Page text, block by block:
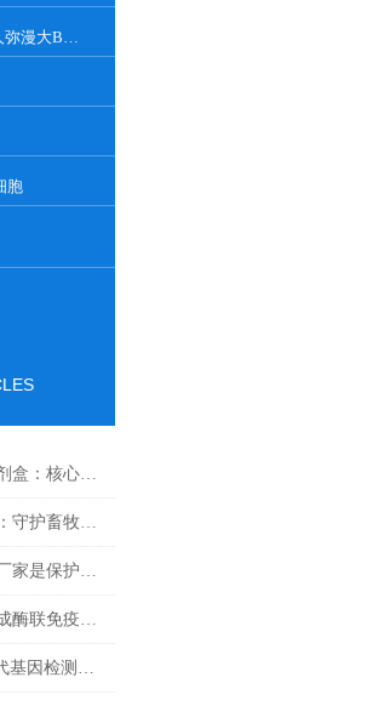
WSU-DLCL2 人弥漫大B淋巴瘤细胞系
胞
细胞炎症因子检测试剂盒：核心技术与检测原理全解析
动物疫病检测试剂盒：守护畜牧业健康
动物疫病检测试剂盒厂家是保护动物健康的重要环节
呕吐毒素检测如何完成酶联免疫试验
PCR荧光试剂盒：现代基因检测的得力助手